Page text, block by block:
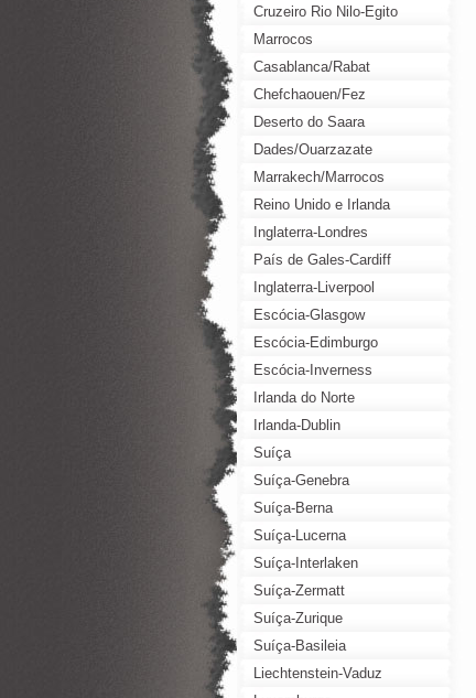
Cruzeiro Rio Nilo-Egito
Marrocos
Casablanca/Rabat
Chefchaouen/Fez
Deserto do Saara
Dades/Ouarzazate
Marrakech/Marrocos
Reino Unido e Irlanda
Inglaterra-Londres
País de Gales-Cardiff
Inglaterra-Liverpool
Escócia-Glasgow
Escócia-Edimburgo
Escócia-Inverness
Irlanda do Norte
Irlanda-Dublin
Suíça
Suíça-Genebra
Suíça-Berna
Suíça-Lucerna
Suíça-Interlaken
Suíça-Zermatt
Suíça-Zurique
Suíça-Basileia
Liechtenstein-Vaduz